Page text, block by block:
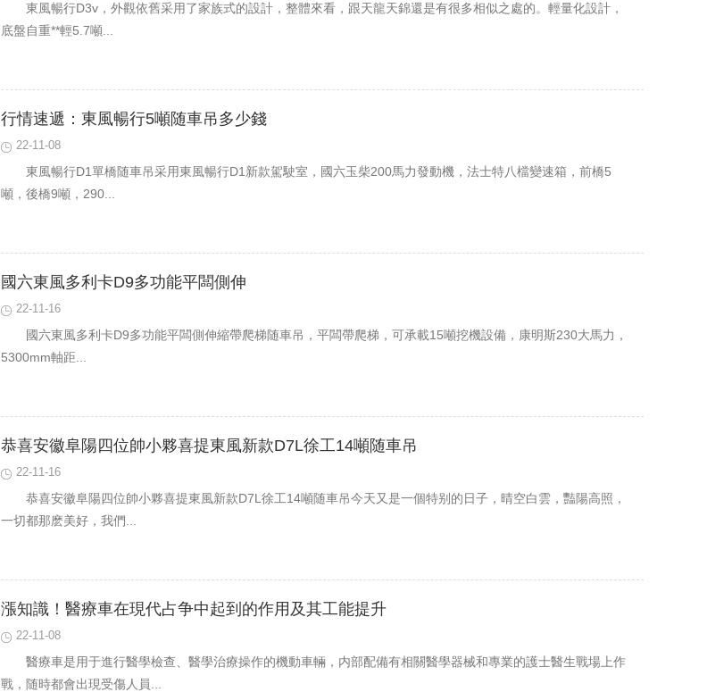
東風暢行D3v，外觀依舊采用了家族式的設計，整體來看，跟天龍天錦還是有很多相似之處的。輕量化設計，
底盤自重**輕5.7噸...
行情速遞：東風暢行5噸随車吊多少錢
22-11-08
東風暢行D1單橋随車吊采用東風暢行D1新款駕駛室，國六玉柴200馬力發動機，法士特八檔變速箱，前橋5
噸，後橋9噸，290...
國六東風多利卡D9多功能平闆側伸
22-11-16
國六東風多利卡D9多功能平闆側伸縮帶爬梯随‬車吊，平闆帶爬梯，可承載15噸挖機設備，康明斯230大馬力，
5300mm軸距...
恭喜安徽阜陽四位帥小夥喜提東風新款D7L徐工14噸随車吊
22-11-16
恭喜安徽阜陽四位帥小夥喜提東風新款D7L徐工14噸随車吊今天又是一個特别的日子，晴空白雲，豔陽高照，
一切都那麽美好，我們...
漲知識！醫療車在現代占争中起到的作用及其工能提升
22-11-08
醫療車是用于進行醫學檢查、醫學治療操作的機動車輛，内部配備有相關醫學器械和專業的護士醫生戰場上作
戰，随時都會出現受傷人員...